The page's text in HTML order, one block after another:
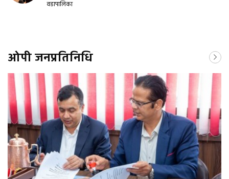
वडापालिका
ओपी जनप्रतिनिधि